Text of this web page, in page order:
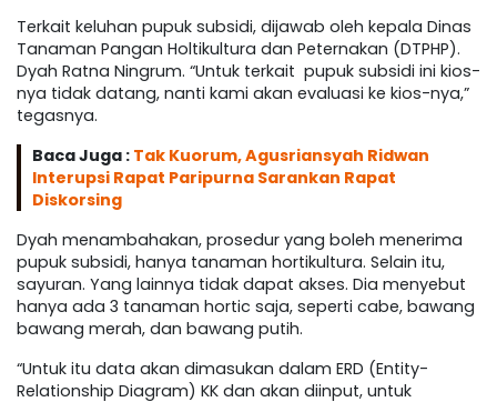
Terkait keluhan pupuk subsidi, dijawab oleh kepala Dinas
Tanaman Pangan Holtikultura dan Peternakan (DTPHP).
Dyah Ratna Ningrum. “Untuk terkait pupuk subsidi ini kios-
nya tidak datang, nanti kami akan evaluasi ke kios-nya,”
tegasnya.
Baca Juga : Tak Kuorum, Agusriansyah Ridwan
Interupsi Rapat Paripurna Sarankan Rapat
Diskorsing
Dyah menambahakan, prosedur yang boleh menerima
pupuk subsidi, hanya tanaman hortikultura. Selain itu,
sayuran. Yang lainnya tidak dapat akses. Dia menyebut
hanya ada 3 tanaman hortic saja, seperti cabe, bawang
bawang merah, dan bawang putih.
“Untuk itu data akan dimasukan dalam ERD (Entity-
Relationship Diagram) KK dan akan diinput, untuk